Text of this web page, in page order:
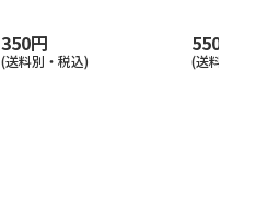
350円
(送料別・税込)
550円
(送料別・税